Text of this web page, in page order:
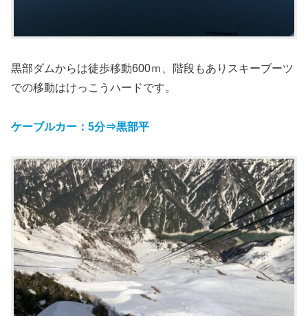
黒部ダムからは徒歩移動600ｍ、階段もありスキーブーツ
での移動はけっこうハードです。
ケーブルカー：5分⇒黒部平